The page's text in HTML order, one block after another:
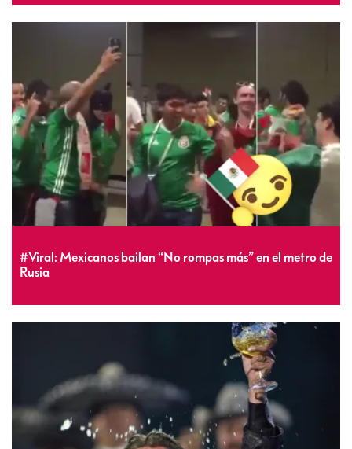
#Viral: Mexicanos bailan “No rompas más” en el metro de
Rusia